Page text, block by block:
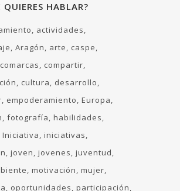
QUIERES HABLAR?
actividades
Aragón arte
caspe
comarcas
compartir
cultura
desarrollo
empoderamiento Europa
fotografía habilidades
Iniciativa iniciativas
joven jovenes juventud
motivación mujer
oportunidades participación